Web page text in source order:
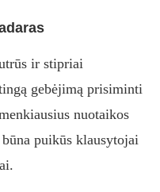
ir stipriai
gebėjimą prisiminti
nuotaikos
puikūs klausytojai